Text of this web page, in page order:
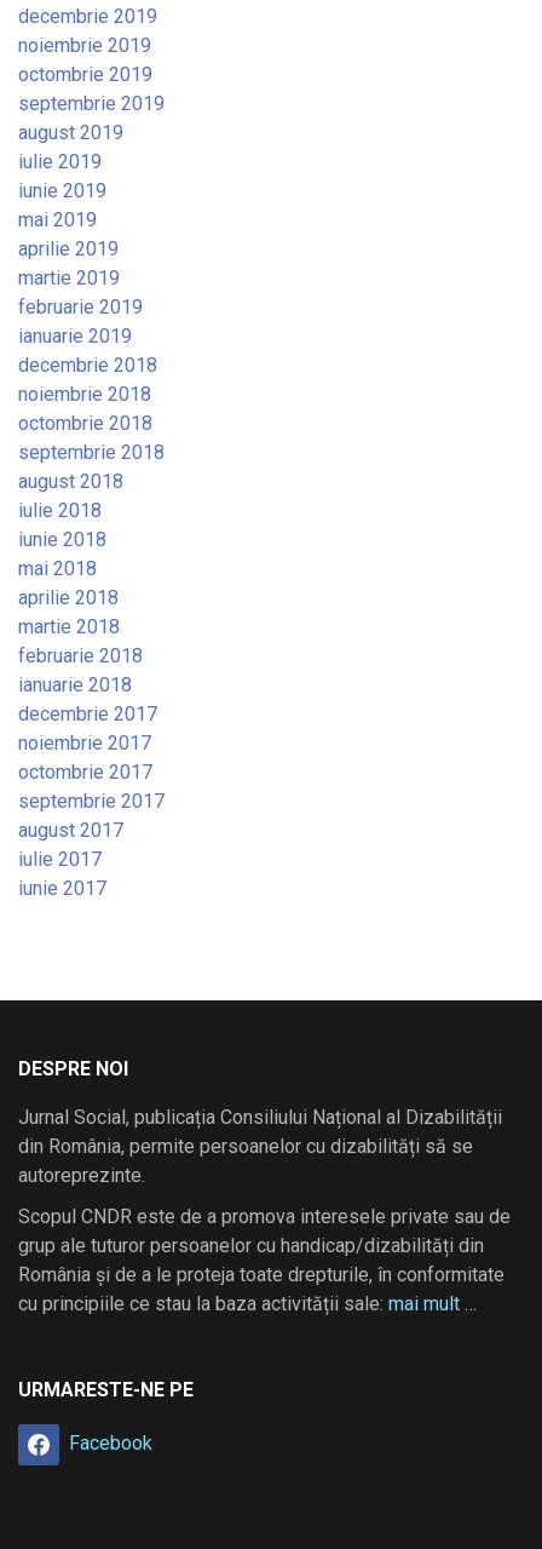
decembrie 2019
noiembrie 2019
octombrie 2019
septembrie 2019
august 2019
iulie 2019
iunie 2019
mai 2019
aprilie 2019
martie 2019
februarie 2019
ianuarie 2019
decembrie 2018
noiembrie 2018
octombrie 2018
septembrie 2018
august 2018
iulie 2018
iunie 2018
mai 2018
aprilie 2018
martie 2018
februarie 2018
ianuarie 2018
decembrie 2017
noiembrie 2017
octombrie 2017
septembrie 2017
august 2017
iulie 2017
iunie 2017
DESPRE NOI
Jurnal Social, publicația Consiliului Național al Dizabilității
din România, permite persoanelor cu dizabilități să se
autoreprezinte.
Scopul CNDR este de a promova interesele private sau de
grup ale tuturor persoanelor cu handicap/dizabilități din
România și de a le proteja toate drepturile, în conformitate
cu principiile ce stau la baza activității sale: mai mult …
URMARESTE-NE PE
Facebook